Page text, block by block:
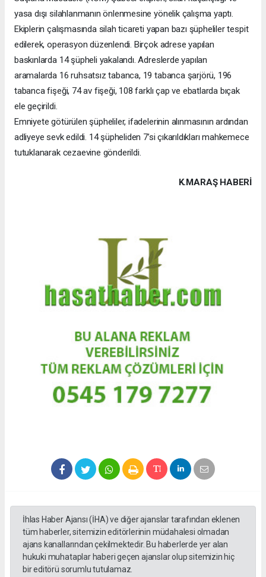
yasa dışı silahlanmanın önlenmesine yönelik çalışma yaptı.
Ekiplerin çalışmasında silah ticareti yapan bazı şüpheliler tespit
edilerek, operasyon düzenlendi. Birçok adrese yapılan
baskınlarda 14 şüpheli yakalandı. Adreslerde yapılan
aramalarda 16 ruhsatsız tabanca, 19 tabanca şarjörü, 196
tabanca fişeği, 74 av fişeği, 108 farklı çap ve ebatlarda bıçak
ele geçirildi.
Emniyete götürülen şüpheliler, ifadelerinin alınmasının ardından
adliyeye sevk edildi. 14 şüpheliden 7’si çıkarıldıkları mahkemece
tutuklanarak cezaevine gönderildi.
K.MARAŞ HABERİ
İhlas Haber Ajansı (İHA) ve diğer ajanslar tarafından eklenen
tüm haberler, sitemizin editörlerinin müdahalesi olmadan
ajans kanallarından çekilmektedir. Bu haberlerde yer alan
hukuki muhataplar haberi geçen ajanslar olup sitemizin hiç
bir editörü sorumlu tutulamaz.